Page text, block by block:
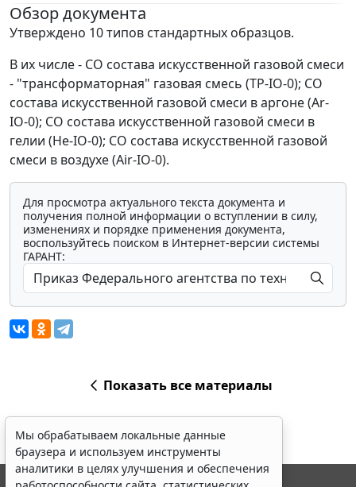
Обзор документа
Утверждено 10 типов стандартных образцов.
В их числе - СО состава искусственной газовой смеси
- "трансформаторная" газовая смесь (ТР-IO-0); СО
состава искусственной газовой смеси в аргоне (Ar-
IO-0); СО состава искусственной газовой смеси в
гелии (Не-IO-0); СО состава искусственной газовой
смеси в воздухе (Air-IO-0).
Для просмотра актуального текста документа и
получения полной информации о вступлении в силу,
изменениях и порядке применения документа,
воспользуйтесь поиском в Интернет-версии системы
ГАРАНТ:
Показать все материалы
Мы обрабатываем локальные данные
браузера и используем инструменты
аналитики в целях улучшения и обеспечения